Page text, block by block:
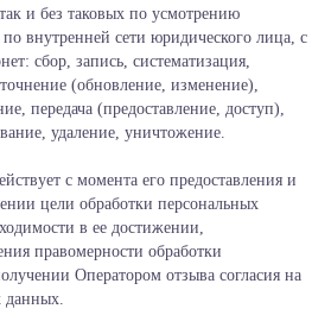
и без таковых по усмотрению
внутренней сети юридического лица, с
сбор, запись, систематизация,
(обновление, изменение),
передача (предоставление, доступ),
удаление, уничтожение.
с момента его предоставления и
цели обработки персональных
в ее достижении,
правомерности обработки
Оператором отзыва согласия на
данных.